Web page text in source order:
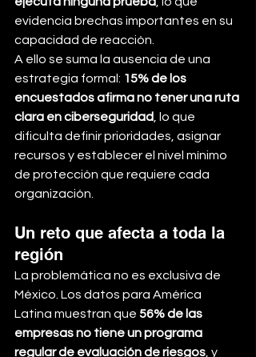
evidencia brechas importantes en su
capacidad de reacción.
A ello se suma la ausencia de una
estrategia formal: 15% de los
encuestados afirma no tener una ruta
clara en ciberseguridad
, lo que
dificulta definir prioridades, asignar
recursos y establecer el nivel mínimo
de protección que requiere cada
organización.
Un reto que afecta a toda la
región
La problemática no es exclusiva de
México. Los datos para América
Latina muestran que 56% de las
empresas no tiene un programa
regular de evaluación de riesgos , y